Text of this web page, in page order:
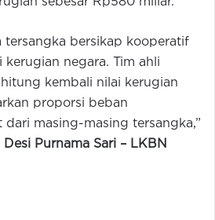
tersangka bersikap kooperatif
kerugian negara. Tim ahli
kembali nilai kerugian
proporsi beban
dari masing-masing tersangka,”
Desi Purnama Sari – LKBN